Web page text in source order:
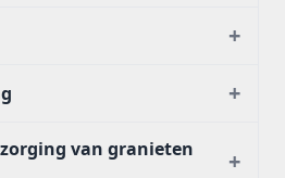
+
+
van granieten
+